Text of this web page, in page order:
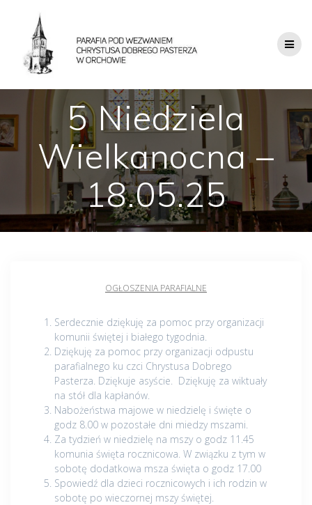
5 Niedziela
Wielkanocna –
18.05.25
OGŁOSZENIA PARAFIALNE
Serdecznie dziękuję za pomoc przy organizacji
komunii świętej i białego tygodnia.
Dziękuję za pomoc przy organizacji odpustu
parafialnego ku czci Chrystusa Dobrego
Pasterza. Dziękuje asyście. Dziękuję za wiktuały
na stół dla kapłanów.
Nabożeństwa majowe w niedzielę i święte o
godz 8.00 w pozostałe dni miedzy mszami.
Za tydzień w niedzielę na mszy o godz 11.45
komunia święta rocznicowa. W związku z tym w
sobotę dodatkowa msza święta o godz 17.00
Spowiedź dla dzieci rocznicowych i ich rodzin w
sobotę po wieczornej mszy świętej.